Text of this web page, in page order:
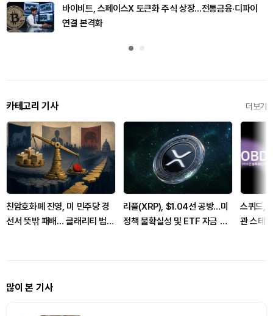
바이비트, 스페이스X 토큰화 주식 상장…전통금융·디파이
연결 본격화
카테고리 기사 더보기
친암호화폐 진영, 미 민주당 경
선서 뜻밖 패배… 클래리티 법안
리플(XRP), $1.04선 공방…미
정책 불확실성 및 ETF 자금 유
스퀴드,
관 스테
많이 본 기사